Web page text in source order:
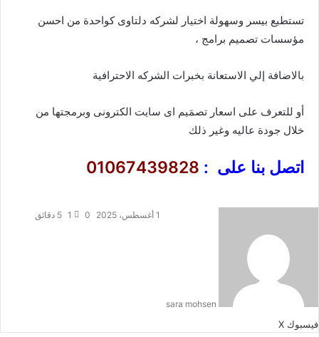
تستطيع بيسر وسهولة اختيار لشركه دلتاوى كواحدة من احسن
مؤسسات تصميم برامج ،
بالاضافة إلي الاستعانة بخبرات الشركه الاحترافية
أو للتعرف على اسعار تصمَيم اى سايت الكترونى وبرمجتها من
خلال جودة عاليه وغير ذلك
اتصل بنا على : 01067439828
sara mohsen
1 أغسطس، 2025 0
1 5 دقائق
فيسبوك ‫Xلينكدإن
بينتيريست
مشاركة
طباعة